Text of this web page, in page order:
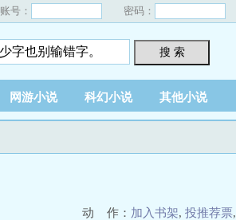
账号： 密码：
搜 索
网游小说 科幻小说 其他小说
动 作： 加入书架, 投推荐票,